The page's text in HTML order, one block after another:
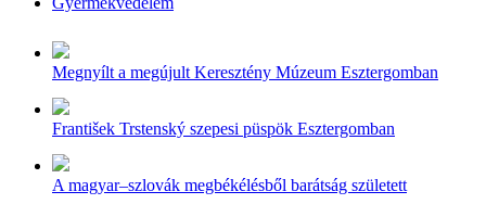
Megnyílt a megújult Keresztény Múzeum Esztergomban
František Trstenský szepesi püspök Esztergomban
A magyar–szlovák megbékélésből barátság született